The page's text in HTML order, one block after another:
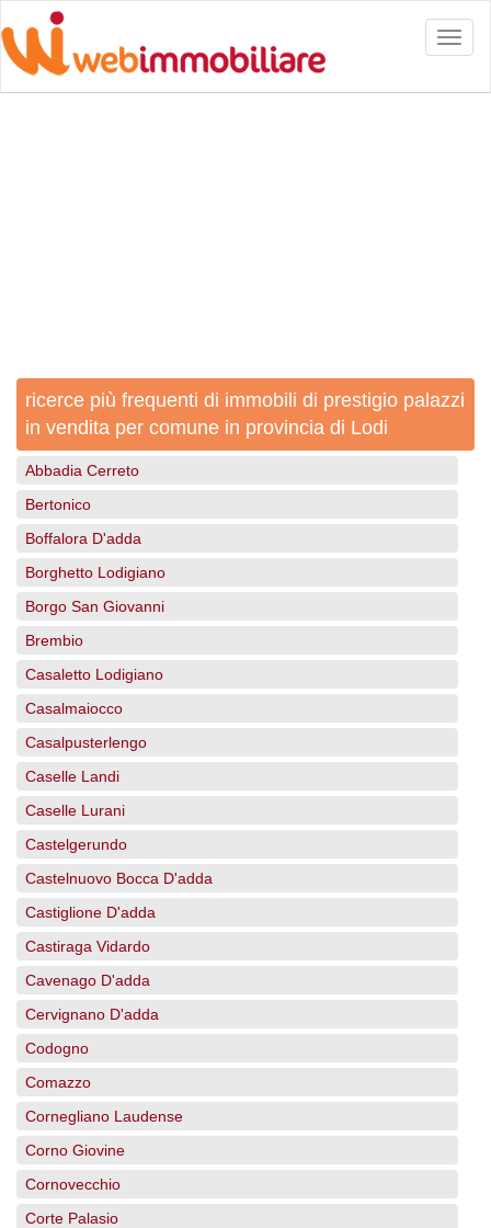
ricerce più frequenti di immobili di prestigio palazzi
in vendita per comune in provincia di Lodi
Abbadia Cerreto
Bertonico
Boffalora D'adda
Borghetto Lodigiano
Borgo San Giovanni
Brembio
Casaletto Lodigiano
Casalmaiocco
Casalpusterlengo
Caselle Landi
Caselle Lurani
Castelgerundo
Castelnuovo Bocca D'adda
Castiglione D'adda
Castiraga Vidardo
Cavenago D'adda
Cervignano D'adda
Codogno
Comazzo
Cornegliano Laudense
Corno Giovine
Cornovecchio
Corte Palasio